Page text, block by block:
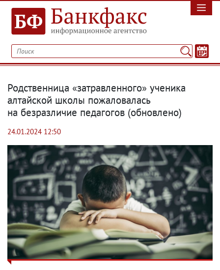
Родственница «затравленного» ученика
алтайской школы пожаловалась
на безразличие педагогов (обновлено)
24.01.2024 12:50